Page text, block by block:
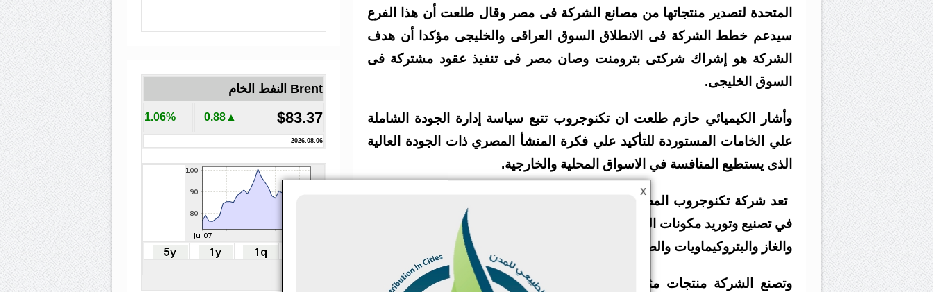
المتحدة لتصدير منتجاتها من مصانع الشركة فى مصر وقال طلعت أن هذا الفرع
سيدعم خطط الشركة فى الانطلاق السوق العراقى والخليجى مؤكدا أن هدف
الشركة هو إشراك شركتى بترومنت وصان مصر فى تنفيذ عقود مشتركة فى
السوق الخليجى.
وأشار الكيميائي حازم طلعت ان تكنوجروب تتبع سياسة إدارة الجودة الشاملة
علي الخامات المستوردة للتأكيد علي فكرة المنشأ المصري ذات الجودة العالية
الذى يستطيع المنافسة في الاسواق المحلية والخارجية.
في تصنيع وتوريد مكونات المواسير والمواد السائبة عالية الجودة لقطاعات النفط
والغاز والبتروكيماويات والصناعات الكيميائية.
Brent النفط الخام
$83.37
▲0.88
1.06%
2026.08.06
X